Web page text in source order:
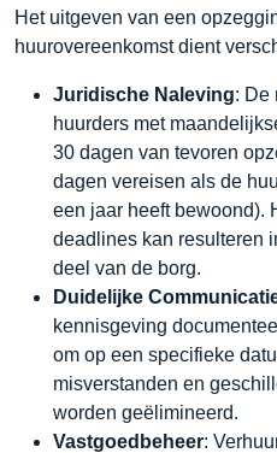
Het uitgeven van een
huurovereenkomst dient
Juridische Naleving: De
huurders met
30 dagen van tevoren
dagen vereisen als de
een jaar heeft bewoond).
deadlines kan resulteren
deel van de borg.
Duidelijke
kennisgeving
om op een specifieke
misverstanden en
worden geëlimineerd.
Vastgoedbeheer: